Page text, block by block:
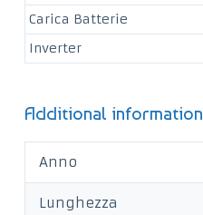
Carica Batterie
Inverter
Additional information
Anno
Lunghezza